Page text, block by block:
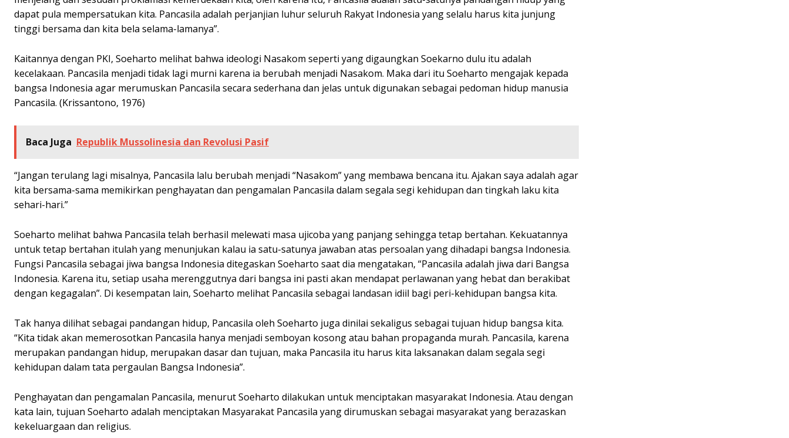
dapat pula mempersatukan kita. Pancasila adalah perjanjian luhur seluruh Rakyat Indonesia yang selalu harus kita junjung
tinggi bersama dan kita bela selama-lamanya”.
Kaitannya dengan PKI, Soeharto melihat bahwa ideologi Nasakom seperti yang digaungkan Soekarno dulu itu adalah
kecelakaan. Pancasila menjadi tidak lagi murni karena ia berubah menjadi Nasakom. Maka dari itu Soeharto mengajak kepada
bangsa Indonesia agar merumuskan Pancasila secara sederhana dan jelas untuk digunakan sebagai pedoman hidup manusia
Pancasila. (Krissantono, 1976)
Baca Juga Republik Mussolinesia dan Revolusi Pasif
“Jangan terulang lagi misalnya, Pancasila lalu berubah menjadi “Nasakom” yang membawa bencana itu. Ajakan saya adalah agar
kita bersama-sama memikirkan penghayatan dan pengamalan Pancasila dalam segala segi kehidupan dan tingkah laku kita
sehari-hari.”
Soeharto melihat bahwa Pancasila telah berhasil melewati masa ujicoba yang panjang sehingga tetap bertahan. Kekuatannya
untuk tetap bertahan itulah yang menunjukan kalau ia satu-satunya jawaban atas persoalan yang dihadapi bangsa Indonesia.
Fungsi Pancasila sebagai jiwa bangsa Indonesia ditegaskan Soeharto saat dia mengatakan, “Pancasila adalah jiwa dari Bangsa
Indonesia. Karena itu, setiap usaha merenggutnya dari bangsa ini pasti akan mendapat perlawanan yang hebat dan berakibat
dengan kegagalan”. Di kesempatan lain, Soeharto melihat Pancasila sebagai landasan idiil bagi peri-kehidupan bangsa kita.
Tak hanya dilihat sebagai pandangan hidup, Pancasila oleh Soeharto juga dinilai sekaligus sebagai tujuan hidup bangsa kita.
“Kita tidak akan memerosotkan Pancasila hanya menjadi semboyan kosong atau bahan propaganda murah. Pancasila, karena
merupakan pandangan hidup, merupakan dasar dan tujuan, maka Pancasila itu harus kita laksanakan dalam segala segi
kehidupan dalam tata pergaulan Bangsa Indonesia”.
Penghayatan dan pengamalan Pancasila, menurut Soeharto dilakukan untuk menciptakan masyarakat Indonesia. Atau dengan
kata lain, tujuan Soeharto adalah menciptakan Masyarakat Pancasila yang dirumuskan sebagai masyarakat yang berazaskan
kekeluargaan dan religius.